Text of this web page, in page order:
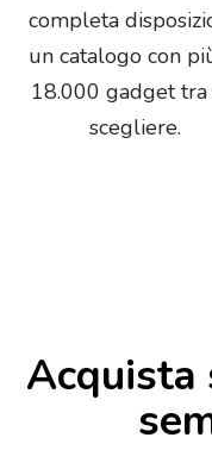
completa
un catalogo con
18.000 gadget tra
scegliere.
Acquista